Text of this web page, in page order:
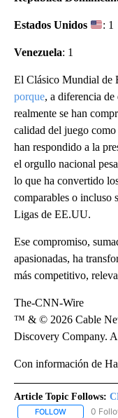
Estados Unidos : 1
Venezuela: 1
El Clásico Mundial de
porque, a diferencia de
realmente se han
calidad del juego
han respondido a la
el orgullo nacional
lo que ha convertido
comparables o incluso
Ligas de EE.UU.
Ese compromiso,
apasionadas, ha
más competitivo,
The-CNN-Wire
™ & © 2026 Cable
Discovery Company.
Con información de
Article Topic Follows:
FOLLOW FOLLOW
0